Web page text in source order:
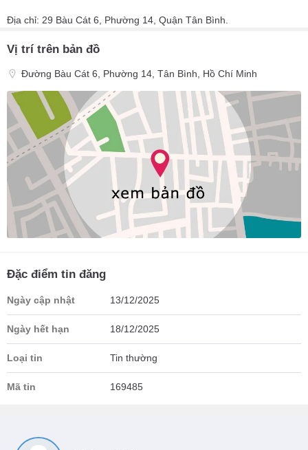
Địa chỉ: 29 Bàu Cát 6, Phường 14, Quận Tân Bình.
Vị trí trên bản đồ
Đường Bàu Cát 6, Phường 14, Tân Bình, Hồ Chí Minh
Đặc điểm tin đăng
Ngày cập nhật 13/12/2025
Ngày hết hạn 18/12/2025
Loại tin Tin thường
Mã tin 169485